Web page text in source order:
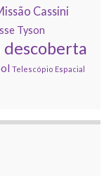
Cassini
Tyson
descoberta
Telescópio Espacial